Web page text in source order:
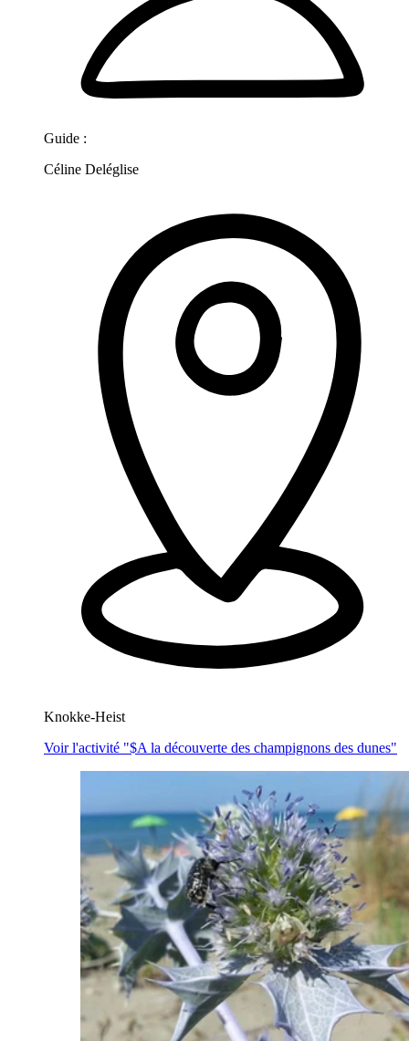
Guide :
Céline Deléglise
Knokke-Heist
Voir l'activité "$A la découverte des champignons des dunes"